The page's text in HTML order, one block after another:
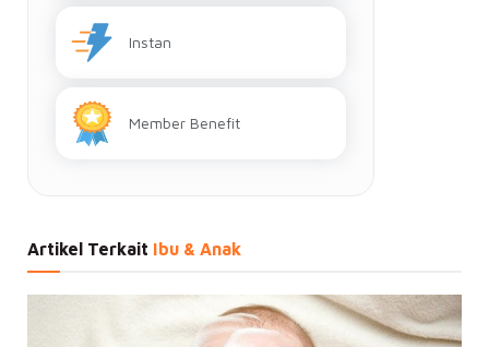
Instan
Member Benefit
Artikel Terkait Ibu & Anak